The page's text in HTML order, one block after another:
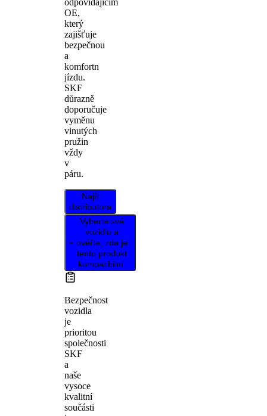
OE,
který
zajišťuje
bezpečnou
a
komfortn
jízdu.
SKF
důrazně
doporučuje
vyměnu
vinutých
pružin
vždy
v
páru.
Najít
distributora
Vyberte své
vozidlo a
ověřte, zda je
tento produkt
kompatibilní.
Bezpečnost
vozidla
je
prioritou
společnosti
SKF
a
naše
vysoce
kvalitní
součásti